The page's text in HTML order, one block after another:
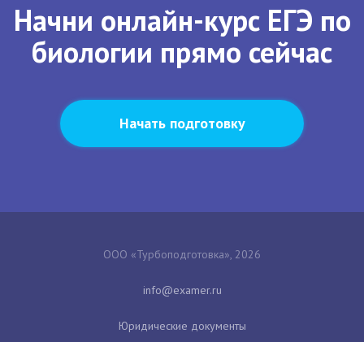
Начни онлайн-курс ЕГЭ по
биологии прямо сейчас
Начать подготовку
ООО «Турбоподготовка», 2026
Юридические документы